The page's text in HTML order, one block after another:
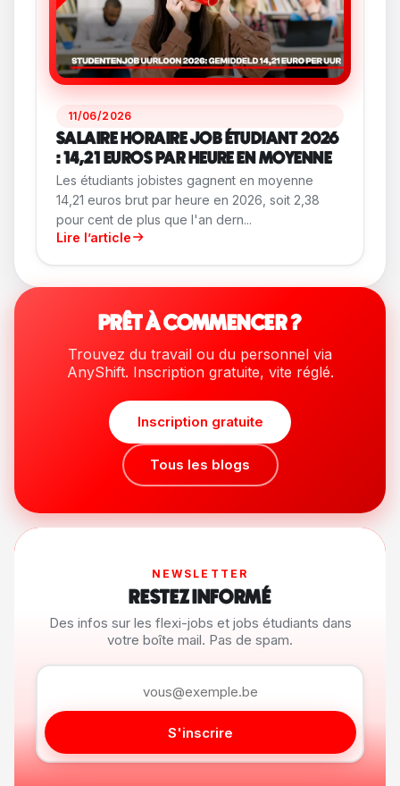
11/06/2026
SALAIRE HORAIRE JOB ÉTUDIANT 2026
: 14,21 EUROS PAR HEURE EN MOYENNE
Les étudiants jobistes gagnent en moyenne
14,21 euros brut par heure en 2026, soit 2,38
pour cent de plus que l'an dern...
Lire l’article
PRÊT À COMMENCER ?
Trouvez du travail ou du personnel via
AnyShift. Inscription gratuite, vite réglé.
Inscription gratuite
Tous les blogs
NEWSLETTER
RESTEZ INFORMÉ
Des infos sur les flexi-jobs et jobs étudiants dans
votre boîte mail. Pas de spam.
S'inscrire